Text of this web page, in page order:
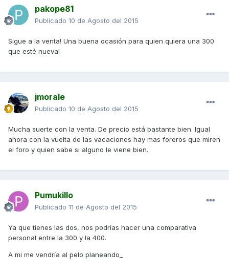
pakope81
Publicado 10 de Agosto del 2015
Sigue a la venta! Una buena ocasión para quien quiera una 300
que esté nueva!
jmorale
Publicado 10 de Agosto del 2015
Mucha suerte con la venta. De precio está bastante bien. Igual
ahora con la vuelta de las vacaciones hay mas foreros que miren
el foro y quien sabe si alguno le viene bien.
Pumukillo
Publicado 11 de Agosto del 2015
Ya que tienes las dos, nos podrías hacer una comparativa
personal entre la 300 y la 400.
A mi me vendría al pelo planeando_